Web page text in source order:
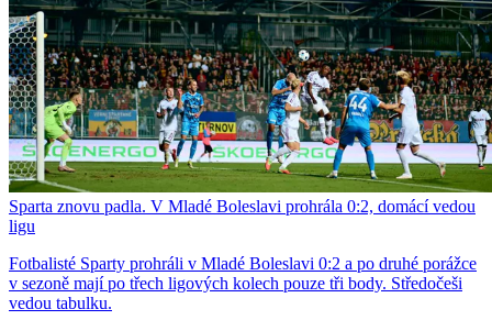
Sparta znovu padla. V Mladé Boleslavi prohrála 0:2, domácí vedou
ligu
Fotbalisté Sparty prohráli v Mladé Boleslavi 0:2 a po druhé porážce
v sezoně mají po třech ligových kolech pouze tři body. Středočeši
vedou tabulku.